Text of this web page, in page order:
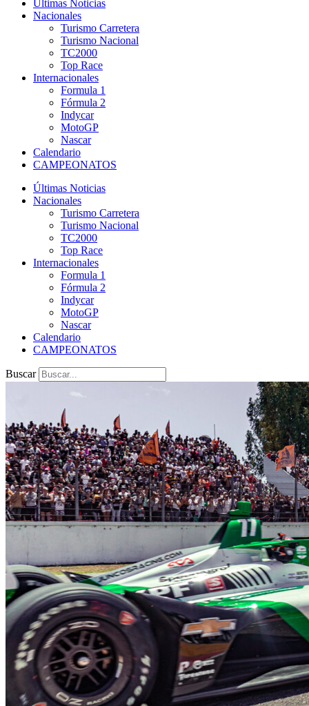
Últimas Noticias
Nacionales
Turismo Carretera
Turismo Nacional
TC2000
Top Race
Internacionales
Formula 1
Fórmula 2
Indycar
MotoGP
Nascar
Calendario
CAMPEONATOS
Últimas Noticias
Nacionales
Turismo Carretera
Turismo Nacional
TC2000
Top Race
Internacionales
Formula 1
Fórmula 2
Indycar
MotoGP
Nascar
Calendario
CAMPEONATOS
Buscar